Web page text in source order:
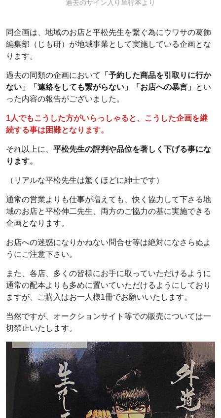
過去のサイン入り単行本より
同企画は、地域のお店と平松先生を繋ぐ為にウワサの葛飾
編集部（じも研）が地域事業として実施している企画とな
ります。
過去の同類の企画において
「予約した商品を引取りに行か
ない」「連絡をしても繋がらない」「お店への暴言」 とい
った内容の報告がございました。
1人でもこうした方がいらっしゃると、こうした企画を継
続する事は困難となります。
それ以上に、 平松先生の評判や品位を著しく下げる事にな
ります。
（リアルな平松先生は驚くほどに紳士です）
通常の営業よりも仕事が増えても、快く協力して下さる地
域のお店と平松伸二先生、両方のご協力の基に実施できる
企画となります。
お店への迷惑になりかねない問合せ等は絶対になさらぬよ
うにご注意下さい。
また、各店、多くの皆様にお手に取っていただけるように
通常の配本よりも多めに置いていただけるようにしており
ますが、ご購入はお一人様1冊でお願いいたします。
当然ですが、オークションサイト等での販売については一
切禁止いたします。